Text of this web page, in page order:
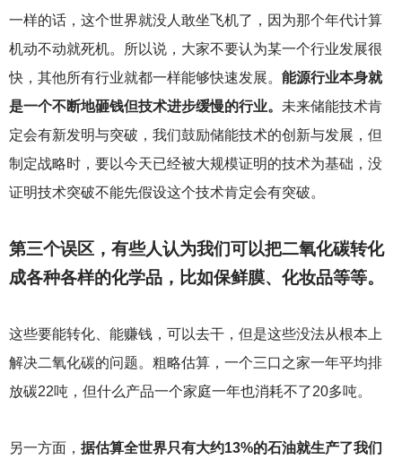
一样的话，这个世界就没人敢坐飞机了，因为那个年代计算
机动不动就死机。所以说，大家不要认为某一个行业发展很
快，其他所有行业就都一样能够快速发展。 能源行业本身就
是一个不断地砸钱但技术进步缓慢的行业。 未来储能技术肯
定会有新发明与突破，我们鼓励储能技术的创新与发展，但
制定战略时，要以今天已经被大规模证明的技术为基础，没
证明技术突破不能先假设这个技术肯定会有突破。
第三个误区，有些人认为我们可以把二氧化碳转化
成各种各样的化学品，比如保鲜膜、化妆品等等。
这些要能转化、能赚钱，可以去干，但是这些没法从根本上
解决二氧化碳的问题。粗略估算，一个三口之家一年平均排
放碳22吨，但什么产品一个家庭一年也消耗不了20多吨。
另一方面， 据估算全世界只有大约13%的石油就生产了我们